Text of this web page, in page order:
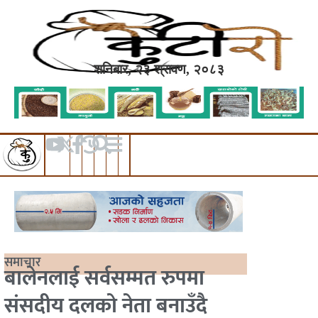
शनिबार, २३ श्रावण, २०८३
समाचार
बालेनलाई सर्वसम्मत रुपमा
संसदीय दलको नेता बनाउँदै